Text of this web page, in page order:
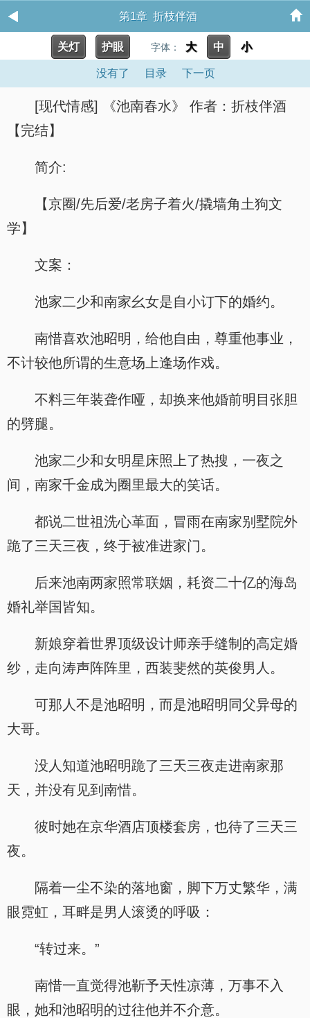
第1章 折枝伴酒
关灯 护眼 字体： 大 中 小
没有了 目录 下一页
[现代情感] 《池南春水》 作者：折枝伴酒
【完结】
简介:
【京圈/先后爱/老房子着火/撬墙角土狗文
学】
文案：
池家二少和南家幺女是自小订下的婚约。
南惜喜欢池昭明，给他自由，尊重他事业，
不计较他所谓的生意场上逢场作戏。
不料三年装聋作哑，却换来他婚前明目张胆
的劈腿。
池家二少和女明星床照上了热搜，一夜之
间，南家千金成为圈里最大的笑话。
都说二世祖洗心革面，冒雨在南家别墅院外
跪了三天三夜，终于被准进家门。
后来池南两家照常联姻，耗资二十亿的海岛
婚礼举国皆知。
新娘穿着世界顶级设计师亲手缝制的高定婚
纱，走向涛声阵阵里，西装斐然的英俊男人。
可那人不是池昭明，而是池昭明同父异母的
大哥。
没人知道池昭明跪了三天三夜走进南家那
天，并没有见到南惜。
彼时她在京华酒店顶楼套房，也待了三天三
夜。
隔着一尘不染的落地窗，脚下万丈繁华，满
眼霓虹，耳畔是男人滚烫的呼吸：
“转过来。”
南惜一直觉得池靳予天性凉薄，万事不入
眼，她和池昭明的过往他并不介意。